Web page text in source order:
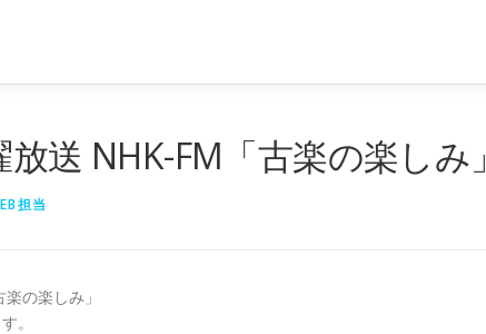
送 NHK-FM「古楽の楽しみ」
担当
の楽しみ」
。